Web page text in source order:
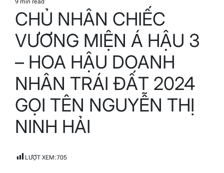
Estimated
read
time
9 min read
CHỦ NHÂN CHIẾC
VƯƠNG MIỆN Á HẬU 3
– HOA HẬU DOANH
NHÂN TRÁI ĐẤT 2024
GỌI TÊN NGUYỄN THỊ
NINH HẢI
LƯỢT XEM:705